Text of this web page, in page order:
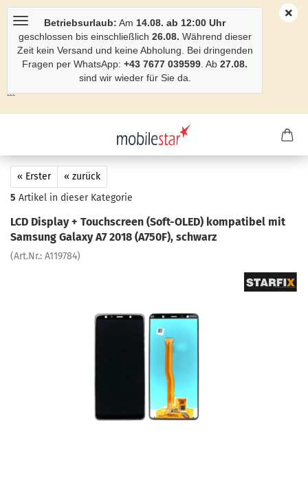
Betriebsurlaub: Am 14.08. ab 12:00 Uhr
geschlossen bis einschließlich 26.08. Während dieser
Zeit kein Versand und keine Abholung. Bei dringenden
Fragen per WhatsApp: +43 7677 039599 . Ab 27.08.
sind wir wieder für Sie da.
```
« Erster
« zurück
5 Artikel in dieser Kategorie
LCD Dis­play + Touch­screen (Soft-​OLED) kom­pa­ti­bel mit
Sam­sung Ga­la­xy A7 2018 (A750F), schwarz
(Art.Nr.: A119784)